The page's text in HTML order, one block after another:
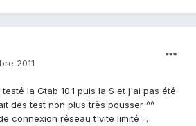
2011
la Gtab 10.1 puis la S et j'ai pas été
des test non plus très pousser ^^
connexion réseau t'vite limité ...